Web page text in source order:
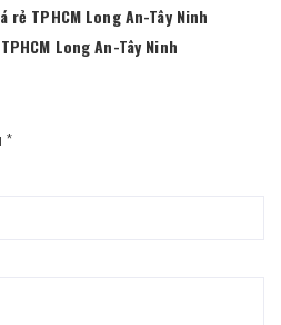
TPHCM Long An-Tây Ninh
Long An-Tây Ninh
*